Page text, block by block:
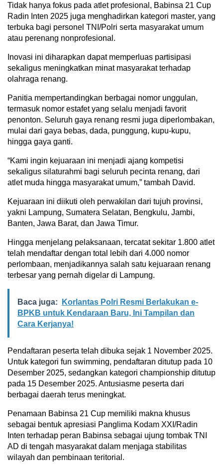
Tidak hanya fokus pada atlet profesional, Babinsa 21 Cup
Radin Inten 2025 juga menghadirkan kategori master, yang
terbuka bagi personel TNI/Polri serta masyarakat umum
atau perenang nonprofesional.
Inovasi ini diharapkan dapat memperluas partisipasi
sekaligus meningkatkan minat masyarakat terhadap
olahraga renang.
Panitia mempertandingkan berbagai nomor unggulan,
termasuk nomor estafet yang selalu menjadi favorit
penonton. Seluruh gaya renang resmi juga diperlombakan,
mulai dari gaya bebas, dada, punggung, kupu-kupu,
hingga gaya ganti.
“Kami ingin kejuaraan ini menjadi ajang kompetisi
sekaligus silaturahmi bagi seluruh pecinta renang, dari
atlet muda hingga masyarakat umum,” tambah David.
Kejuaraan ini diikuti oleh perwakilan dari tujuh provinsi,
yakni Lampung, Sumatera Selatan, Bengkulu, Jambi,
Banten, Jawa Barat, dan Jawa Timur.
Hingga menjelang pelaksanaan, tercatat sekitar 1.800 atlet
telah mendaftar dengan total lebih dari 4.000 nomor
perlombaan, menjadikannya salah satu kejuaraan renang
terbesar yang pernah digelar di Lampung.
Baca juga:
Korlantas Polri Resmi Berlakukan e-
BPKB untuk Kendaraan Baru, Ini Tampilan dan
Cara Kerjanya!
Pendaftaran peserta telah dibuka sejak 1 November 2025.
Untuk kategori fun swimming, pendaftaran ditutup pada 10
Desember 2025, sedangkan kategori championship ditutup
pada 15 Desember 2025. Antusiasme peserta dari
berbagai daerah terus meningkat.
Penamaan Babinsa 21 Cup memiliki makna khusus
sebagai bentuk apresiasi Panglima Kodam XXI/Radin
Inten terhadap peran Babinsa sebagai ujung tombak TNI
AD di tengah masyarakat dalam menjaga stabilitas
wilayah dan pembinaan teritorial.